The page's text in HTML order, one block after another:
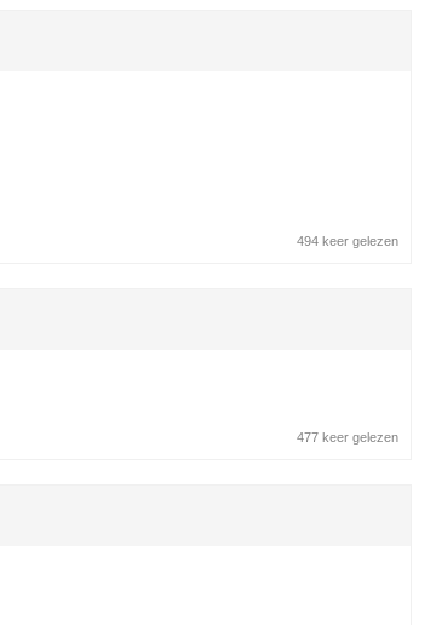
494 keer gelezen
477 keer gelezen